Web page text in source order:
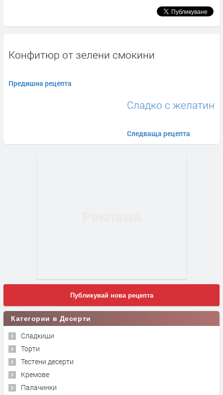
Конфитюр от зелени смокини
Предишна рецепта
Сладко с желатин
Следваща рецепта
Публикувай нова рецепта
Категории в Десерти
Сладкиши
Торти
Тестени десерти
Кремове
Палачинки